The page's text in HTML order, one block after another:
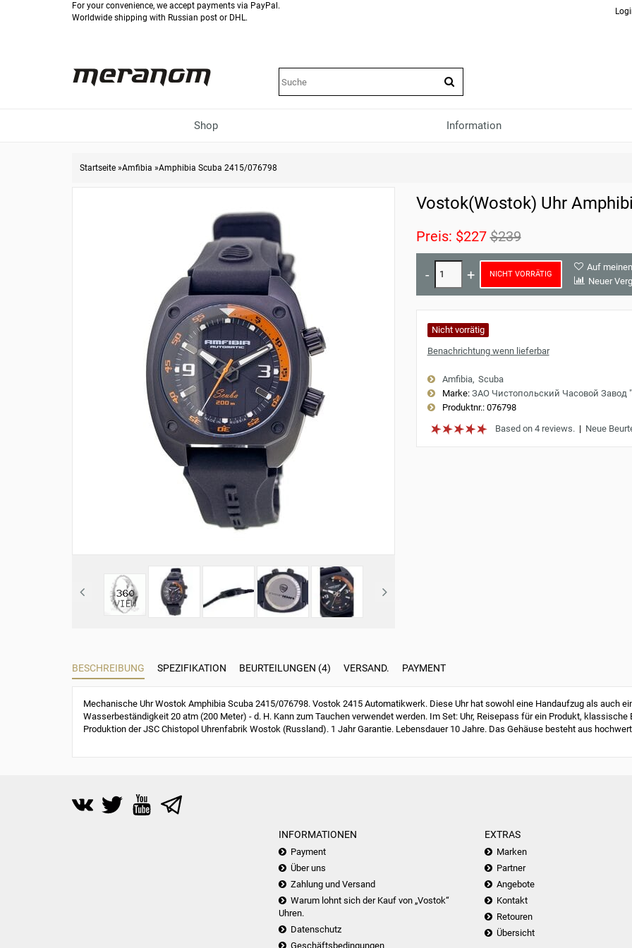
For your convenience, we accept payments via PayPal.
Worldwide shipping with Russian post or DHL.
Shop Information
Startseite »Amfibia »Amphibia Scuba 2415/076798
Vostok(Wostok) Uhr
Preis: $227 $239
NICHT VORRÄTIG
Auf
Neuer
Nicht vorrätig
Benachrichtung wenn lieferbar
Amfibia Scuba
Marke: ЗАО Чистопольский Часовой Завод
Produktnr.:076798
Based on 4 reviews.| Neue
BESCHREIBUNG SPEZIFIKATION BEURTEILUNGEN (4) VERSAND. PAYMENT
Mechanische Uhr Wostok Amphibia Scuba 2415/076798. Vostok 2415 Automatikwerk. Diese Uhr hat sowohl eine Handaufzug als auch
Wasserbeständigkeit 20 atm (200 Meter) - d. H. Kann zum Tauchen verwendet werden. Im Set: Uhr, Reisepass für ein Produkt,
Produktion der JSC Chistopol Uhrenfabrik Wostok (Russland). 1 Jahr Garantie. Lebensdauer 10 Jahre. Das Gehäuse besteht aus
INFORMATIONEN
Payment
Über uns
Zahlung und Versand
Warum lohnt sich der Kauf von „Vostok“
Uhren.
Datenschutz
Geschäftsbedingungen
EXTRAS
Marken
Partner
Angebote
Kontakt
Retouren
Übersicht